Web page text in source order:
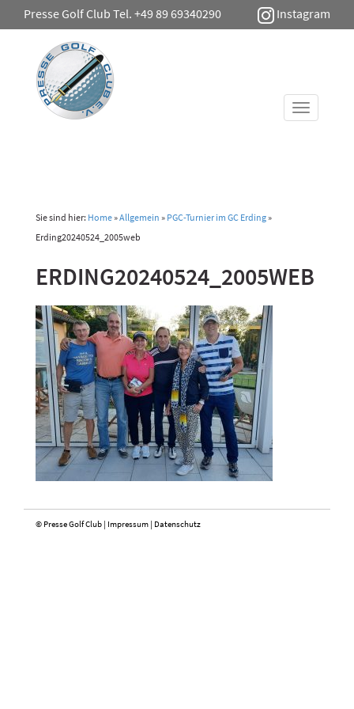
Presse Golf Club Tel. +49 89 69340290 Instagram
Toggle
Sie sind hier: Home»Allgemein » PGC-Turnier im GC Erding»
Erding20240524_2005web
ERDING20240524_2005WEB
© Presse Golf Club | Impressum | Datenschutz